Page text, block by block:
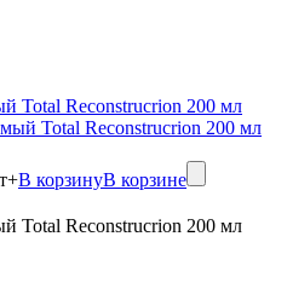
Reconstrucrion 200 мл
+В корзинуВ корзине
Reconstrucrion 200 мл